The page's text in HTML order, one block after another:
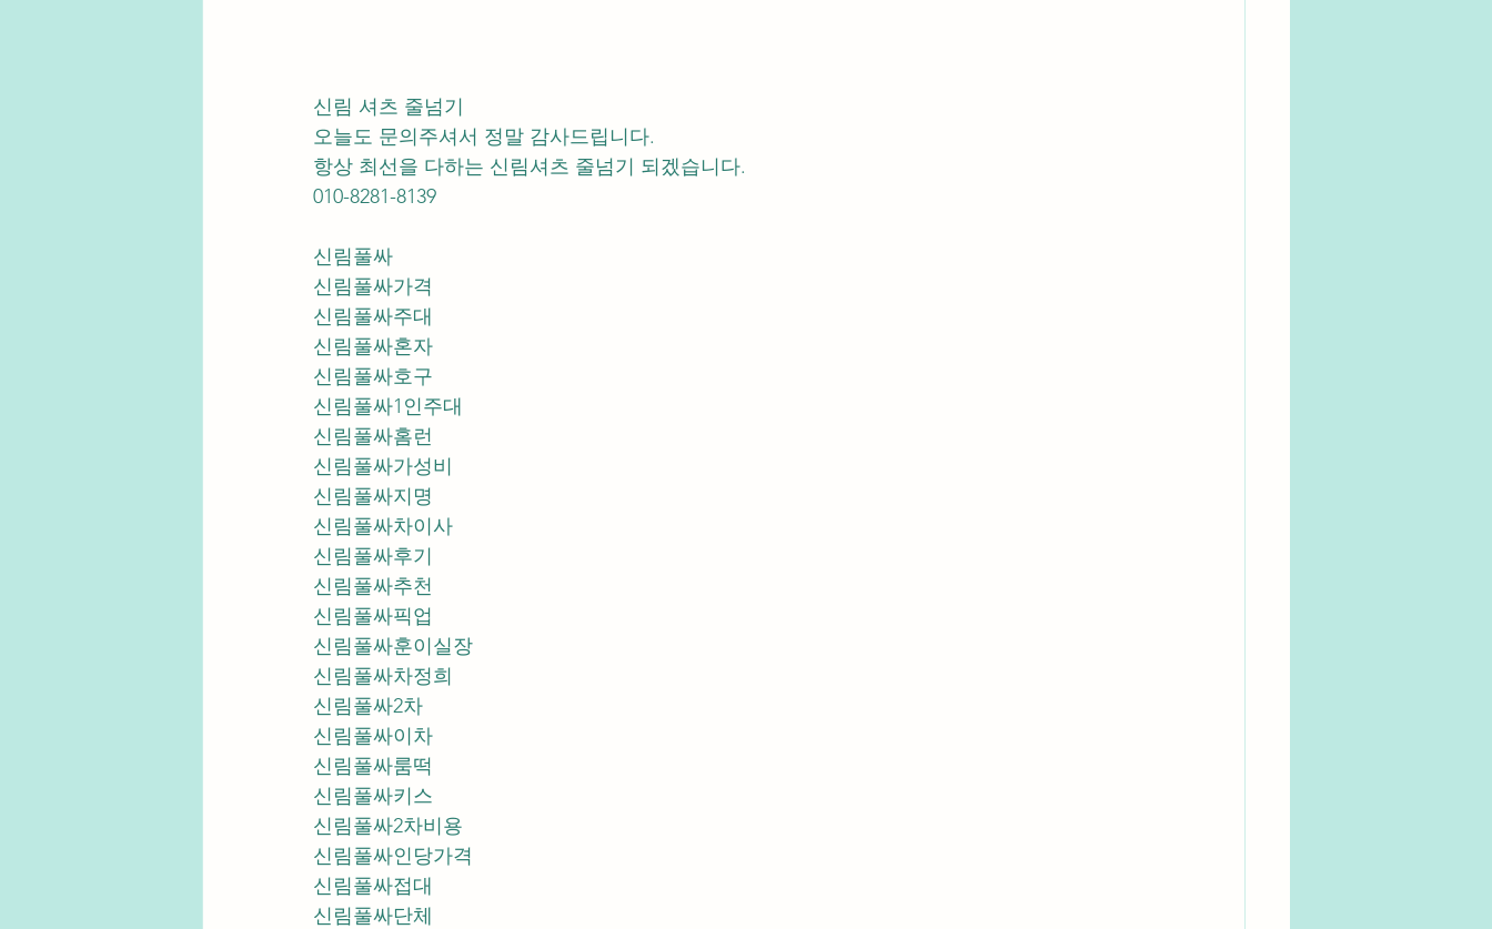
신림 셔츠 줄넘기
오늘도 문의주셔서 정말 감사드립니다.
항상 최선을 다하는 신림셔츠 줄넘기 되겠습니다.
010-8281-8139
신림풀싸
신림풀싸가격
신림풀싸주대
신림풀싸혼자
신림풀싸호구
신림풀싸1인주대
신림풀싸홈런
신림풀싸가성비
신림풀싸지명
신림풀싸차이사
신림풀싸후기
신림풀싸추천
신림풀싸훈이실장
신림풀싸차정희
신림풀싸2차
신림풀싸이차
신림풀싸룸떡
신림풀싸키스
신림풀싸2차비용
신림풀싸인당가격
신림풀싸접대
신림풀싸단체